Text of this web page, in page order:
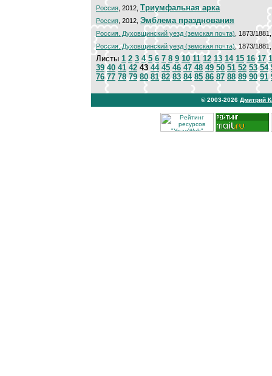
Россия , 2012, Триумфальная арка
Россия , 2012, Эмблема празднования
Россия. Духовщинский уезд (земская почта) , 1873/
Россия. Духовщинский уезд (земская почта), 1873/
Листы 1 2 3 4 5 6 7 8 9 10 11 12 13 14 15 16 17
39 40 41 42 43 44 45 46 47 48 49 50 51 52 53 54
76 77 78 79 80 81 82 83 84 85 86 87 88 89 90 91
© 2003-2026 Дмитрий